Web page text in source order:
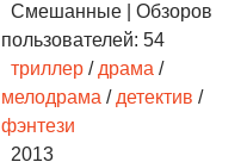
Смешанные | Обзоров
пользователей: 54
триллер / драма /
мелодрама / детектив /
фэнтези
2013